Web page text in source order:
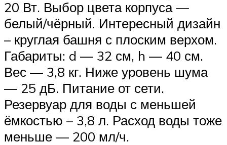
20 Вт. Выбор цвета корпуса —
белый/чёрный. Интересный дизайн
– круглая башня с плоским верхом.
Габариты: d — 32 см, h — 40 см.
Вес — 3,8 кг. Ниже уровень шума
— 25 дБ. Питание от сети.
Резервуар для воды с меньшей
ёмкостью – 3,8 л. Расход воды тоже
меньше — 200 мл/ч.